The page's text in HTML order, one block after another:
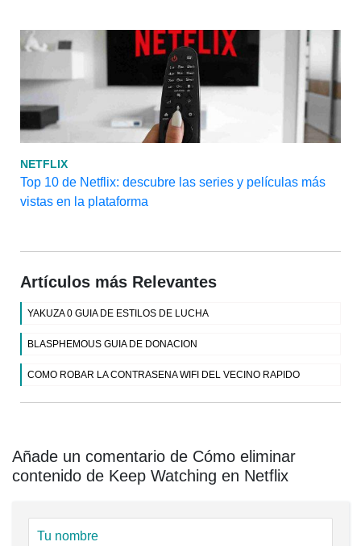
NETFLIX
Top 10 de Netflix: descubre las series y películas más
vistas en la plataforma
Artículos más Relevantes
YAKUZA 0 GUIA DE ESTILOS DE LUCHA
BLASPHEMOUS GUIA DE DONACION
COMO ROBAR LA CONTRASENA WIFI DEL VECINO RAPIDO
Añade un comentario de Cómo eliminar
contenido de Keep Watching en Netflix